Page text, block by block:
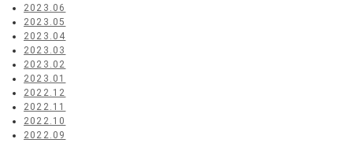
2023.06
2023.05
2023.04
2023.03
2023.02
2023.01
2022.12
2022.11
2022.10
2022.09